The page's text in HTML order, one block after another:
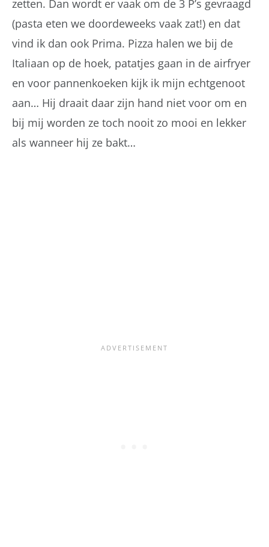
zetten. Dan wordt er vaak om de 3 P’s gevraagd
(pasta eten we doordeweeks vaak zat!) en dat
vind ik dan ook Prima. Pizza halen we bij de
Italiaan op de hoek, patatjes gaan in de airfryer
en voor pannenkoeken kijk ik mijn echtgenoot
aan… Hij draait daar zijn hand niet voor om en
bij mij worden ze toch nooit zo mooi en lekker
als wanneer hij ze bakt…